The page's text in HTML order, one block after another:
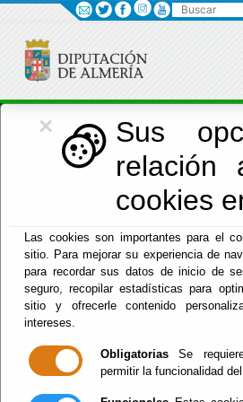
×
Sus
relación
cookies
Las cookies son importantes para el
sitio. Para mejorar su experiencia de
para recordar sus datos de inicio de
seguro, recopilar estadísticas para
sitio y ofrecerle contenido
intereses.
Obligatorias Se
permitir la funcionalidad
Asistencia
Menú Asistencia
Asistencia
Municipios
Buscar